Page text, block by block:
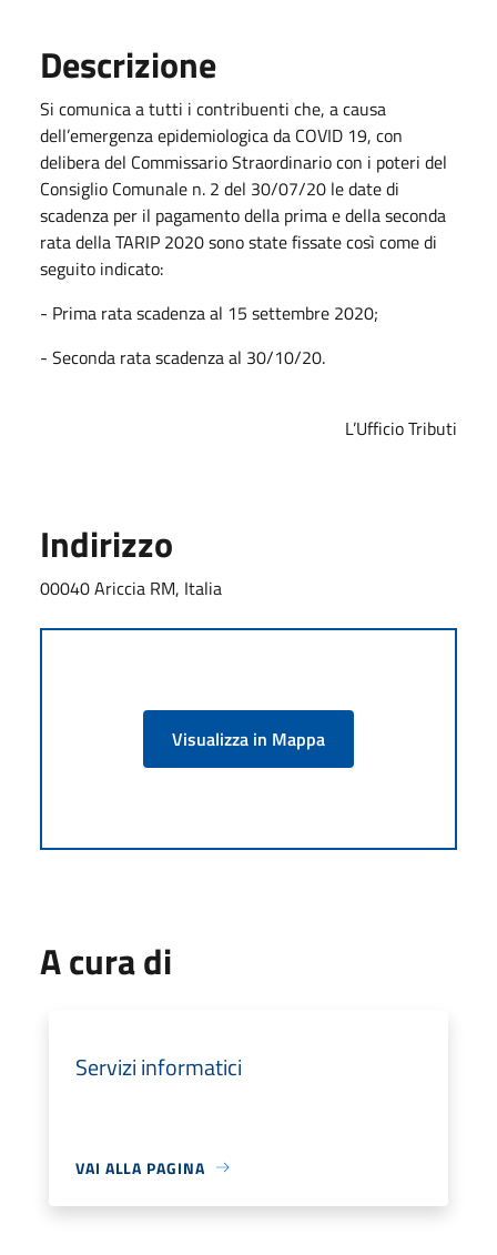
Descrizione
Si comunica a tutti i contribuenti che, a causa
dell’emergenza epidemiologica da COVID 19, con
delibera del Commissario Straordinario con i poteri del
Consiglio Comunale n. 2 del 30/07/20 le date di
scadenza per il pagamento della prima e della seconda
rata della TARIP 2020 sono state fissate così come di
seguito indicato:
- Prima rata scadenza al 15 settembre 2020;
- Seconda rata scadenza al 30/10/20.
L’Ufficio Tributi
Indirizzo
00040 Ariccia RM, Italia
Visualizza in Mappa
A cura di
Servizi informatici
VAI ALLA PAGINA